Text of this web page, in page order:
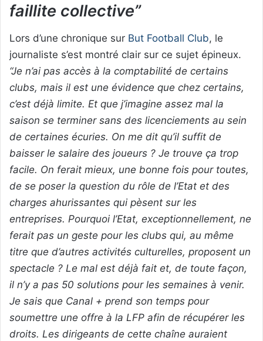
faillite collective”
Lors d’une chronique sur But Football Club, le
journaliste s’est montré clair sur ce sujet épineux.
“Je n’ai pas accès à la comptabilité de certains
clubs, mais il est une évidence que chez certains,
c’est déjà limite. Et que j’imagine assez mal la
saison se terminer sans des licenciements au sein
de certaines écuries. On me dit qu’il suffit de
baisser le salaire des joueurs ? Je trouve ça trop
facile. On ferait mieux, une bonne fois pour toutes,
de se poser la question du rôle de l’Etat et des
charges ahurissantes qui pèsent sur les
entreprises. Pourquoi l’Etat, exceptionnellement, ne
ferait pas un geste pour les clubs qui, au même
titre que d’autres activités culturelles, proposent un
spectacle ? Le mal est déjà fait et, de toute façon,
il n’y a pas 50 solutions pour les semaines à venir.
Je sais que Canal + prend son temps pour
soumettre une offre à la LFP afin de récupérer les
droits. Les dirigeants de cette chaîne auraient